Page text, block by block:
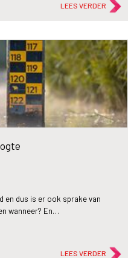
LEES VERDER
en dus is er ook sprake van
wanneer? En…
LEES VERDER